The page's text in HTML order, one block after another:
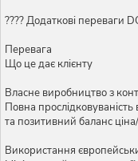
???? Додаткові переваги
Перевага
Що це дає клієнту
Власне виробництво з
Повна
та позитивний баланс ціна/
Використання